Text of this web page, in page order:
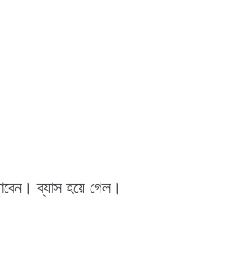
ব্যাস হয়ে গেল।